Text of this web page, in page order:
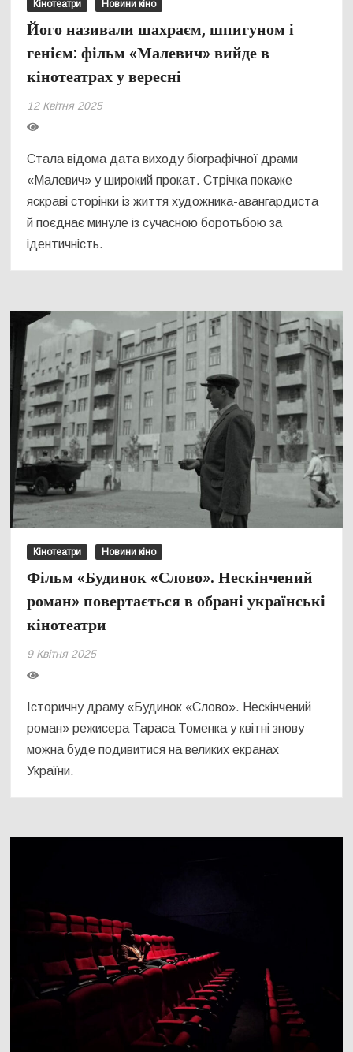
Кінотеатри Новини кіно
Його називали шахраєм, шпигуном і
генієм: фільм «Малевич» вийде в
кінотеатрах у вересні
12 Квітня 2025
Стала відома дата виходу біографічної драми
«Малевич» у широкий прокат. Стрічка покаже
яскраві сторінки із життя художника-авангардиста
й поєднає минуле із сучасною боротьбою за
ідентичність.
Кінотеатри Новини кіно
Фільм «Будинок «Слово». Нескінчений
роман» повертається в обрані українські
кінотеатри
9 Квітня 2025
Історичну драму «Будинок «Слово». Нескінчений
роман» режисера Тараса Томенка у квітні знову
можна буде подивитися на великих екранах
України.